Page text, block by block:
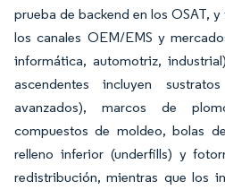
prueba de backend en los OSAT,
los canales OEM/EMS y
informática, automotriz,
ascendentes incluyen
avanzados), marcos de
compuestos de moldeo, bolas
relleno inferior (underfills) y
redistribución, mientras que los